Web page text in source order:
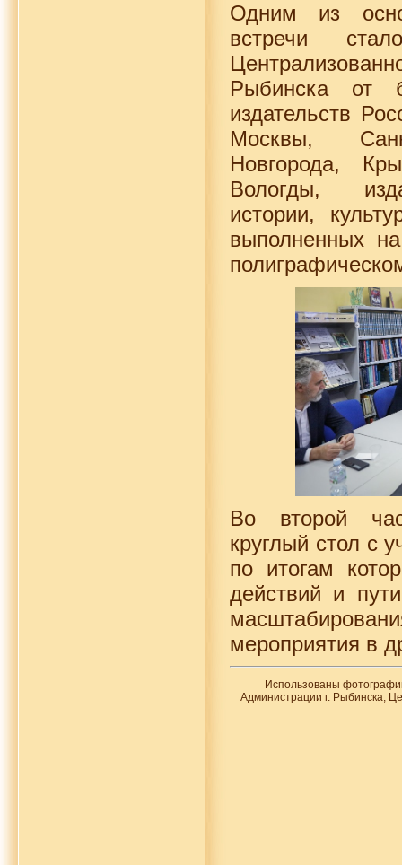
Одним из
встречи
Рыбинска от
издательств
Москвы,
Новгорода,
Вологды,
истории,
выполненных
Во второй
круглый стол с
по итогам
действий и
мероприятия в
Использованы
Администрации г. Рыбинска,